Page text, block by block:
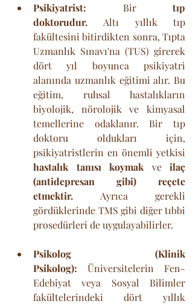
Psikiyatrist: Bir tıp
doktorudur. Altı yıllık tıp
fakültesini bitirdikten sonra, Tıpta
Uzmanlık Sınavı'na (TUS) girerek
dört yıl boyunca psikiyatri
alanında uzmanlık eğitimi alır. Bu
eğitim, ruhsal hastalıkların
biyolojik, nörolojik ve kimyasal
temellerine odaklanır. Bir tıp
doktoru oldukları için,
hastalık tanısı koymak ve ilaç
(antidepresan gibi) reçete
etmektir. Ayrıca gerekli
gördüklerinde TMS gibi diğer tıbbi
prosedürleri de uygulayabilirler.
Psikolog (Klinik
Psikolog): Üniversitelerin Fen-
Edebiyat veya Sosyal Bilimler
fakültelerindeki dört yıllık